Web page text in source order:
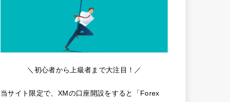
＼初心者から上級者まで大注目！／
当サイト限定で、XMの口座開設をすると「Forex